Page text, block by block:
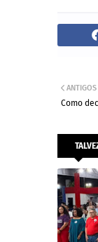
ANTIGOS
Como